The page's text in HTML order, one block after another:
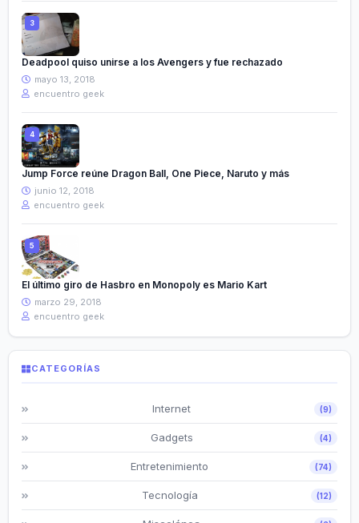
Deadpool quiso unirse a los Avengers y fue rechazado
mayo 13, 2018
encuentro geek
Jump Force reúne Dragon Ball, One Piece, Naruto y más
junio 12, 2018
encuentro geek
El último giro de Hasbro en Monopoly es Mario Kart
marzo 29, 2018
encuentro geek
CATEGORÍAS
Internet (9)
Gadgets (4)
Entretenimiento (74)
Tecnología (12)